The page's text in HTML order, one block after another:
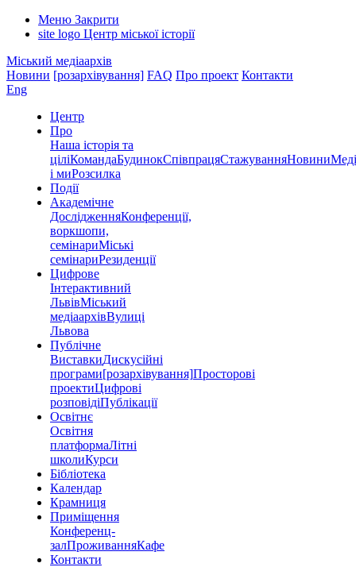
Меню Закрити
site logo Центр міської історії
Міський медіаархів
Новини [розархівування] FAQ Про проект Контакти
Eng
Центр
Про
Наша історія та
ціліКомандаБудинокСпівпрацяСтажуванняНовини
і миРозсилка
Події
Академічне
ДослідженняКонференції,
воркшопи,
семінариМіські
семінариРезиденції
Цифрове
Інтерактивний
ЛьвівМіський
медіаархівВулиці
Львова
Публічне
ВиставкиДискусійні
програми[розархівування]Просторові
проектиЦифрові
розповідіПублікації
Освітнє
Освітня
платформаЛітні
школиКурси
Бібліотека
Календар
Крамниця
Приміщення
Конференц-
залПроживанняКафе
Контакти